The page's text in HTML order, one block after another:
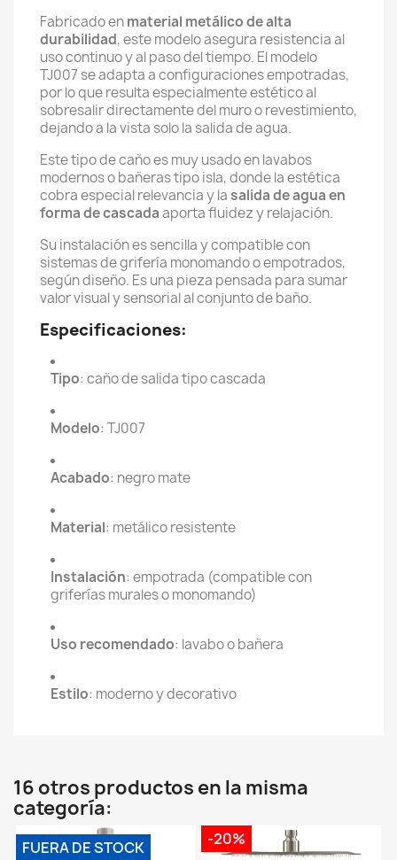
Fabricado enmaterial metálico de alta
durabilidad, este modelo asegura resistencia al
uso continuo y al paso del tiempo. El modelo
TJ007 se adapta a configuraciones empotradas,
por lo que resulta especialmente estético al
sobresalir directamente del muro o revestimiento,
dejando a la vista solo la salida de agua.
Este tipo de caño es muy usado en lavabos
modernos o bañeras tipo isla, donde la estética
cobra especial relevancia y lasalida de agua en
forma de cascadaaporta fluidez y relajación.
Su instalación es sencilla y compatible con
sistemas de grifería monomando o empotrados,
según diseño. Es una pieza pensada para sumar
valor visual y sensorial al conjunto de baño.
Especificaciones:
Tipo: caño de salida tipo cascada
Modelo: TJ007
Acabado: negro mate
Material: metálico resistente
Instalación: empotrada (compatible con
griferías murales o monomando)
Uso recomendado: lavabo o bañera
Estilo: moderno y decorativo
16 otros productos en la misma
categoría:
FUERA DE STOCK -20%